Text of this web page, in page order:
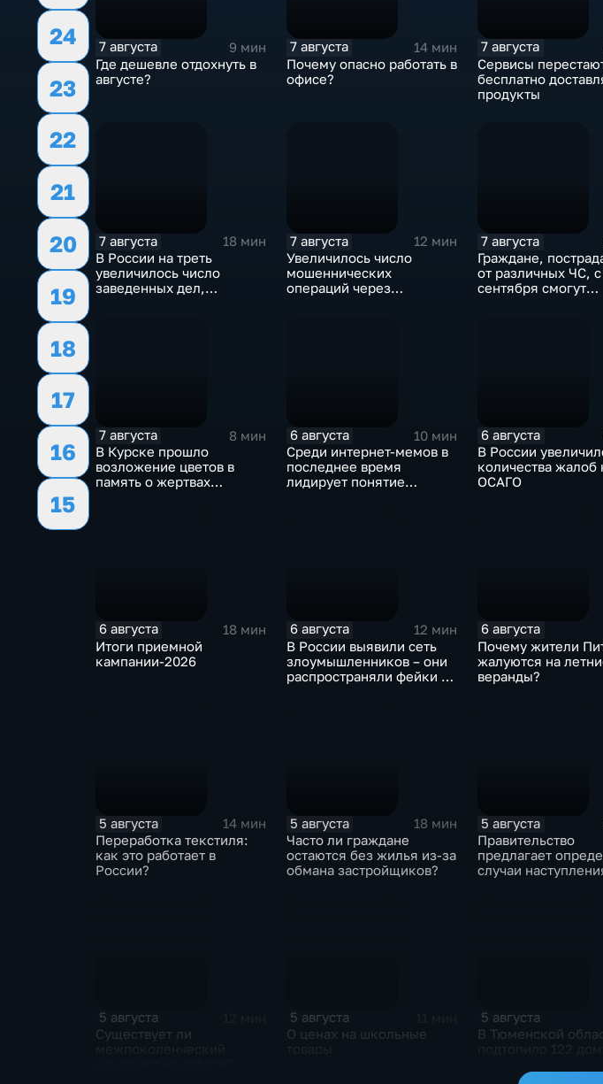
24
23
22
21
20
19
18
17
16
15
7 августа
9 мин
Где дешевле отдохнуть в
августе?
7 августа
14 мин
Почему опасно работать в
офисе?
7 августа
Сервисы
бесплатно
продукты
7 августа
18 мин
В России на треть
увеличилось число
заведенных дел,
7 августа
12 мин
Увеличилось число
мошеннических
операций через
7 августа
Граждане,
от различных ЧС, с
сентября смогут
7 августа
8 мин
В Курске прошло
возложение цветов в
память о жертвах
6 августа
10 мин
Среди интернет-мемов в
последнее время
лидирует понятие
6 августа
В России
количества жалоб
ОСАГО
6 августа
18 мин
Итоги приемной
кампании-2026
6 августа
12 мин
В России выявили сеть
злоумышленников – они
распространяли фейки и
6 августа
Почему жители
жалуются на
веранды?
5 августа
14 мин
Переработка текстиля:
как это работает в
России?
5 августа
18 мин
Часто ли граждане
остаются без жилья из-за
обмана застройщиков?
5 августа
Правительство
предлагает
случаи
5 августа
Существует ли
5 августа
О ценах на школьные
5 августа
В Тюменской